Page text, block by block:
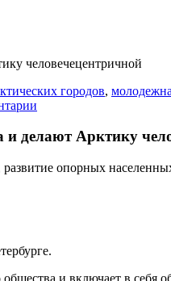
человечецентричной
городов,
делают Арктику
и включает в себя